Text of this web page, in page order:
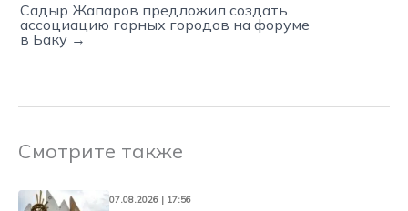
Садыр Жапаров предложил создать
ассоциацию горных городов на форуме
в Баку →
Смотрите также
07.08.2026 | 17:56